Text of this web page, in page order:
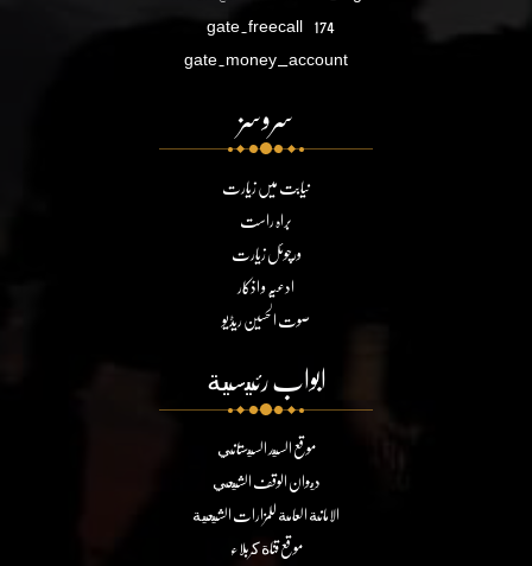
gate.freecall 174
gate.money_account
سروسز
نیابت میں زیارت
براہ راست
ورچوئل زیارت
ادعیہ و اذکار
صوت الحسین ریڈیو
ابواب رئيسية
موقع السيد السيستاني
ديوان الوقف الشيعي
الامانة العامة للمزارات الشيعية
موقع قناة كربلاء